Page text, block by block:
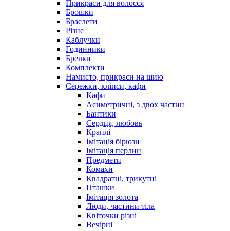
Прикраси для волосся
Брошки
Браслети
Різне
Каблучки
Годинники
Брелки
Комплекти
Намисто, прикраси на шию
Сережки, кліпси, кафи
Кафи
Асиметричні, з двох частин
Бантики
Сердця, любовь
Краплі
Імітація бірюзи
Імітація перлин
Предмети
Комахи
Квадратні, трикутні
Пташки
Імітація золота
Люди, частини тіла
Квіточки різні
Вечірні